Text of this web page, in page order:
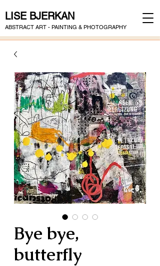
LISE BJERKAN
ABSTRACT ART - PAINTING & PHOTOGRAPHY
Bye bye,
butterfly